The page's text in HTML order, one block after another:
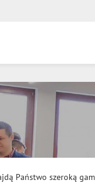
Państwo szeroką